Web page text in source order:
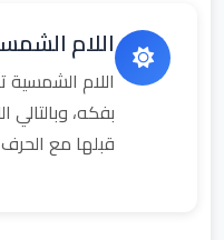
اللام
اللام
بفكه،
قبلها مع